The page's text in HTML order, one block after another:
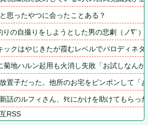
思ったやつに会ったことある？
りの自撮りをしようとした男の悲劇（ノ∇`）
ックはやじきたが霞むレベルでパロディネ
菊地ハルン起用も火消し失敗「お試しなん
置子だった。他所のお宅をピンポンして
新話のルフィさん、ﾀﾋにかけを助けてもら
RSS